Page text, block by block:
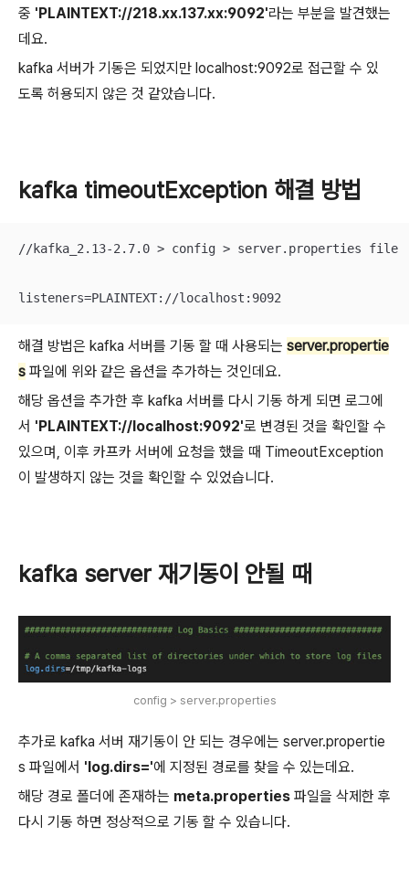
중 'PLAINTEXT://218.xx.137.xx:9092'라는 부분을 발견했는
데요.
kafka 서버가 기동은 되었지만 localhost:9092로 접근할 수 있
도록 허용되지 않은 것 같았습니다.
kafka timeoutException 해결 방법
//kafka_2.13-2.7.0 > config > server.properties file
listeners=PLAINTEXT://localhost:9092
해결 방법은 kafka 서버를 기동 할 때 사용되는 server.propertie
s 파일에 위와 같은 옵션을 추가하는 것인데요.
해당 옵션을 추가한 후 kafka 서버를 다시 기동 하게 되면 로그에
서 'PLAINTEXT://localhost:9092'로 변경된 것을 확인할 수
있으며, 이후 카프카 서버에 요청을 했을 때 TimeoutException
이 발생하지 않는 것을 확인할 수 있었습니다.
kafka server 재기동이 안될 때
config > server.properties
추가로 kafka 서버 재기동이 안 되는 경우에는 server.propertie
s 파일에서 'log.dirs='에 지정된 경로를 찾을 수 있는데요.
해당 경로 폴더에 존재하는 meta.properties 파일을 삭제한 후
다시 기동 하면 정상적으로 기동 할 수 있습니다.